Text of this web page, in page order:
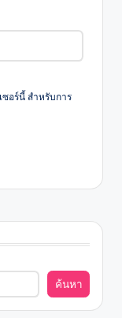
อร์นี้ สำหรับการ
ค้นหา